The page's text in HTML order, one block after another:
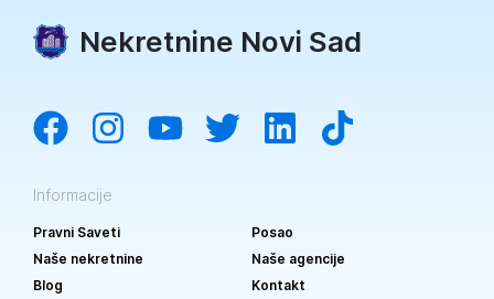
Nekretnine Novi Sad
Informacije
Pravni Saveti
Posao
Naše nekretnine
Naše agencije
Blog
Kontakt